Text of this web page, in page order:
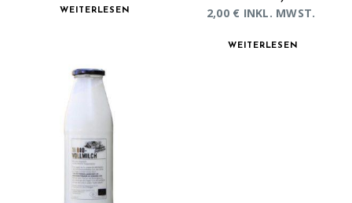
WEITERLESEN 2,00 € INKL. MWST.
WEITERLESEN